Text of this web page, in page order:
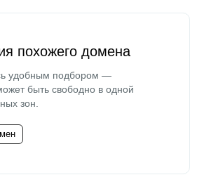
похожего домена
удобным подбором —
быть свободно в одной
зон.